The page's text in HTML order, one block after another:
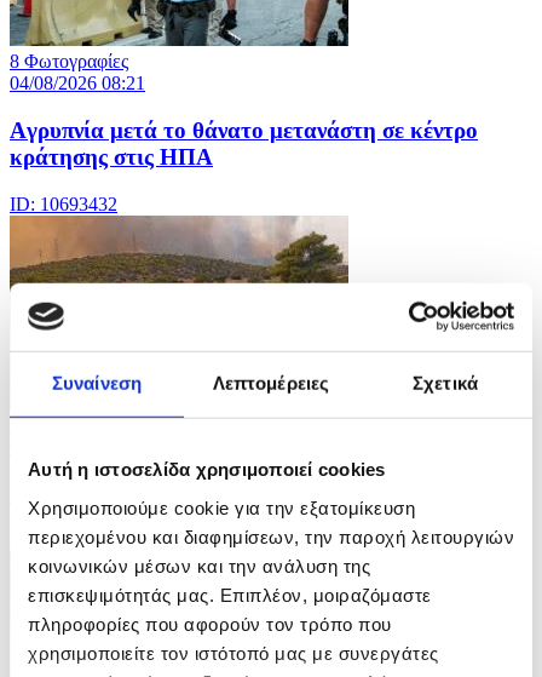
Συναίνεση Λεπτομέρειες Σχετικά
Αυτή η ιστοσελίδα χρησιμοποιεί cookies
Χρησιμοποιούμε cookie για την εξατομίκευση
περιεχομένου και διαφημίσεων, την παροχή λειτουργιών
κοινωνικών μέσων και την ανάλυση της
επισκεψιμότητάς μας. Επιπλέον, μοιραζόμαστε
πληροφορίες που αφορούν τον τρόπο που
χρησιμοποιείτε τον ιστότοπό μας με συνεργάτες
8 Φωτογραφίες
04/08/2026 08:21
Aγρυπνία μετά το θάνατο μετανάστη σε κέντρο
κράτησης στις ΗΠΑ
ID: 10693432
12 Φωτογραφίες
ID: 10693426